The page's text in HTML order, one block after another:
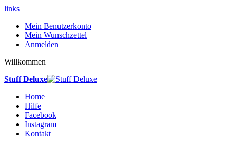
links
Mein Benutzerkonto
Mein Wunschzettel
Anmelden
Willkommen
Stuff Deluxe
Home
Hilfe
Facebook
Instagram
Kontakt